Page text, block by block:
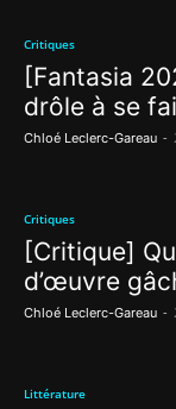
Critiques
[Fantasia
drôle à se
Chloé Leclerc-Gareau -
Critiques
[Critique]
d’œuvre
Chloé Leclerc-Gareau -
Littérature